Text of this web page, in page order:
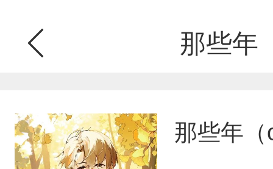
那些年
那些年